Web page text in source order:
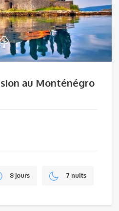
au Monténégro
8 jours 7 nuits